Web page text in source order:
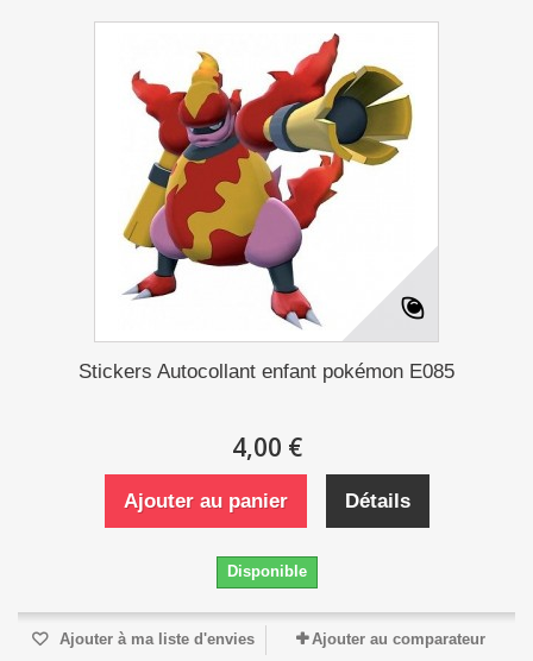
Stickers Autocollant enfant pokémon E085
4,00 €
Ajouter au panier Détails
Disponible
Ajouter à ma liste d'envies Ajouter au comparateur